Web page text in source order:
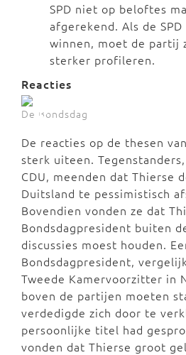
SPD niet op beloftes
afgerekend. Als de
winnen, moet de partij
sterker profileren.
Reacties
De Bondsdag
De reacties op de thesen
sterk uiteen.
CDU, meenden dat Thierse
Duitsland te pessimistisch
Bovendien vonden ze dat
Bondsdagpresident buiten
discussies moest houden.
Bondsdagpresident,
Tweede Kamervoorzitter in
boven de partijen moeten
verdedigde zich door te
persoonlijke titel had
vonden dat Thierse groot